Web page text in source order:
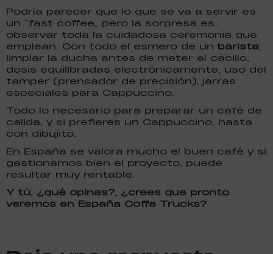
Podría parecer que lo que se va a servir es
un “fast coffee” pero la sorpresa es
observar toda la cuidadosa ceremonia que
emplean. Con todo el esmero de un barista:
limpiar la ducha antes de meter el cacillo,
dosis equilibradas electrónicamente, uso del
tamper (prensador de precisión), jarras
especiales para Cappuccino.
Todo lo necesario para preparar un café de
calida, y si prefieres un Cappuccino, hasta
con dibujito.
En España se valora mucho el buen café y si
gestionamos bien el proyecto, puede
resultar muy rentable.
Y tú, ¿qué opinas?, ¿crees que pronto
veremos en España Coffe Trucks?